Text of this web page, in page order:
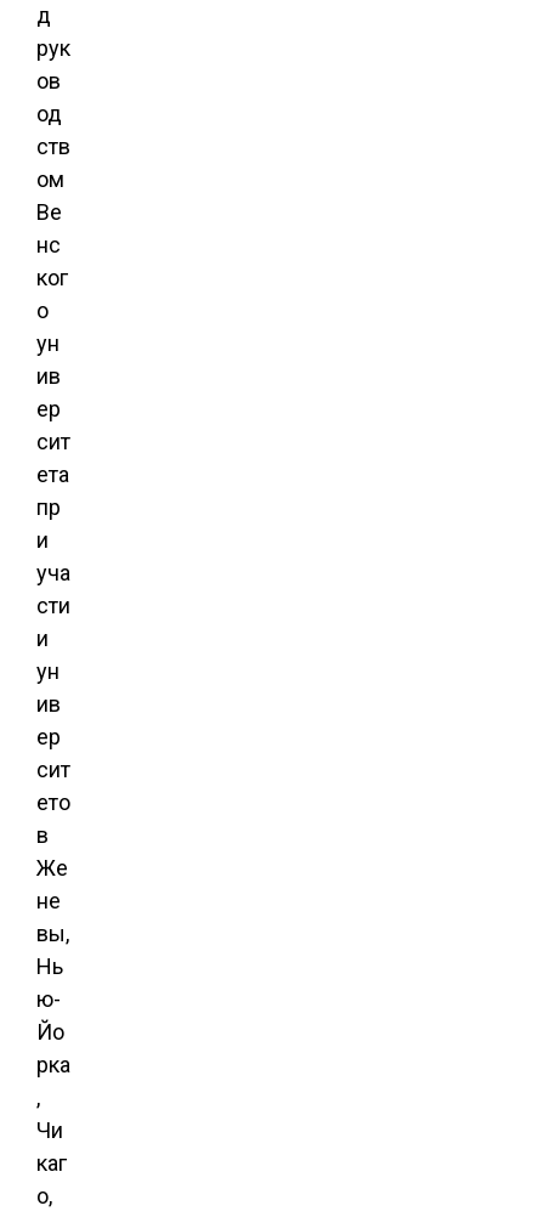
д
рук
ов
од
ств
ом
Ве
нс
ког
о
ун
ив
ер
сит
ета
пр
и
уча
сти
и
ун
ив
ер
сит
ето
в
Же
не
вы,
Нь
ю-
Йо
рка
,
Чи
каг
о,